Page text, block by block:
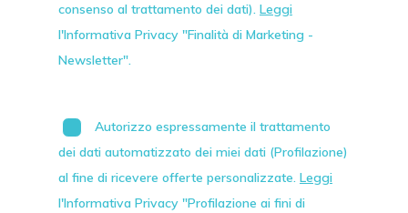
consenso al trattamento dei dati). Leggi
l'Informativa Privacy "Finalità di Marketing -
Newsletter".
Autorizzo espressamente il trattamento
dei dati automatizzato dei miei dati (Profilazione)
al fine di ricevere offerte personalizzate. Leggi
l'Informativa Privacy "Profilazione ai fini di